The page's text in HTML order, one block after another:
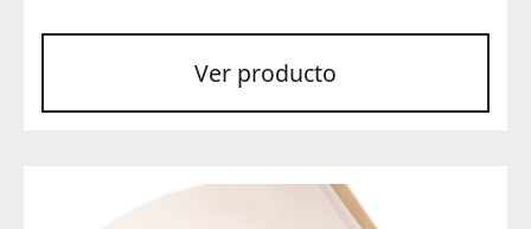
hasta
8,36 €
Ver producto